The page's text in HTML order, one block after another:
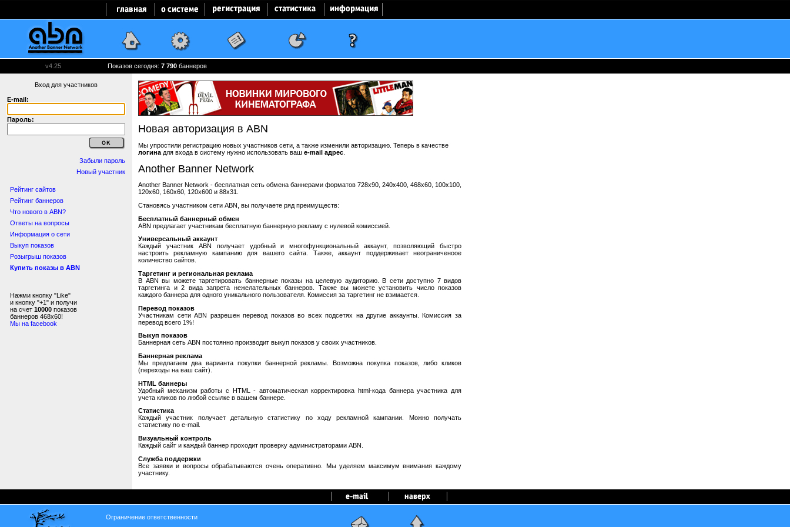
v4.25 Показов сегодня: 7 790 баннеров
Вход для участников
E-mail:
Пароль:
Забыли пароль
Новый участник
Рейтинг сайтов
Рейтинг баннеров
Что нового в ABN?
Ответы на вопросы
Информация о сети
Выкуп показов
Розыгрыш показов
Купить показы в ABN
Нажми кнопку "Like"
и кнопку "+1" и получи
на счет 10000 показов
баннеров 468x60!
Мы на facebook
Новая авторизация в ABN
Мы упростили регистрацию новых участников сети, а также изменили авторизацию. Теперь в качестве
логина для входа в систему нужно использовать ваш e-mail адрес
Another Banner Network
Another Banner Network - бесплатная сеть обмена баннерами форматов 728x90, 240x400, 468x60, 100x100,
120x60, 160x60, 120x600 и 88x31.
Становясь участником сети ABN, вы получаете ряд преимуществ:
Бесплатный баннерный обмен
ABN предлагает участникам бесплатную баннерную рекламу с нулевой комиссией.
Универсальный аккаунт
Каждый участник ABN получает удобный и многофункциональный аккаунт, позволяющий быстро
настроить рекламную кампанию для вашего сайта. Также, аккаунт поддерживает неограниченоое
количество сайтов.
Таргетинг и региональная реклама
В ABN вы можете таргетировать баннерные показы на целевую аудиторию. В сети доступно 7 видов
таргетинга и 2 вида запрета нежелательных баннеров. Также вы можете установить число показов
каждого баннера для одного уникального пользователя. Комиссия за таргетинг не взимается.
Перевод показов
Участникам сети ABN разрешен перевод показов во всех подсетях на другие аккаунты. Комиссия за
перевод всего 1%!
Выкуп показов
Баннерная сеть ABN постоянно производит выкуп показов у своих участников.
Баннерная реклама
Мы предлагаем два варианта покупки баннерной рекламы. Возможна покупка показов, либо кликов
(переходы на ваш сайт).
HTML баннеры
Удобный механизм работы с HTML - автоматическая корректировка html-кода баннера участника для
учета кликов по любой ссылке в вашем баннере.
Статистика
Каждый участник получает детальную статистику по ходу рекламной кампании. Можно получать
статистику по e-mail.
Визуальный контроль
Каждый сайт и каждый баннер проходит проверку администраторами ABN.
Служба поддержки
Все заявки и вопросы обрабатываются очень оперативно. Мы уделяем максимум внимания каждому
участнику.
Ограничение ответственности